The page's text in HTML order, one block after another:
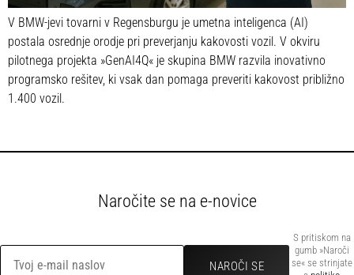
V BMW-jevi tovarni v Regensburgu je umetna inteligenca (AI)
postala osrednje orodje pri preverjanju kakovosti vozil. V okviru
pilotnega projekta »GenAI4Q« je skupina BMW razvila inovativno
programsko rešitev, ki vsak dan pomaga preveriti kakovost približno
1.400 vozil.
Naročite se na e-novice
S pritiskom na
gumb »Naroči
se« se strinjate